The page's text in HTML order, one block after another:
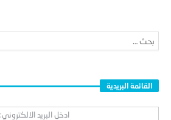
القائمة البريدية
ادخل البريد الالكتروني: